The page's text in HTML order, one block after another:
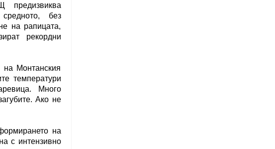
предизвиква
без
на рапицата,
рекордни
Монтанския
температури
Много
Ако не
на
с интензивно